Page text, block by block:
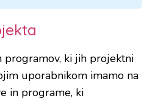
programov, ki jih projektni
uporabnikom imamo na
in programe, ki